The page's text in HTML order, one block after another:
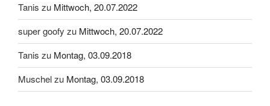
Tanis zu Mittwoch, 20.07.2022
super goofy zu Mittwoch, 20.07.2022
Tanis zu Montag, 03.09.2018
Muschelzu Montag, 03.09.2018